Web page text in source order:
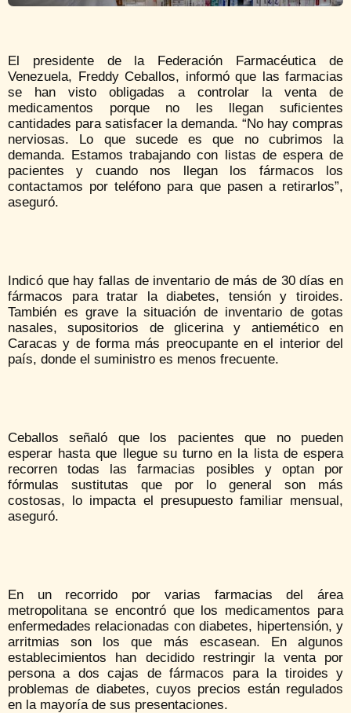
El presidente de la Federación Farmacéutica de
Venezuela, Freddy Ceballos, informó que las farmacias
se han visto obligadas a controlar la venta de
medicamentos porque no les llegan suficientes
cantidades para satisfacer la demanda. “No hay compras
nerviosas. Lo que sucede es que no cubrimos la
demanda. Estamos trabajando con listas de espera de
pacientes y cuando nos llegan los fármacos los
contactamos por teléfono para que pasen a retirarlos”,
aseguró.
Indicó que hay fallas de inventario de más de 30 días en
fármacos para tratar la diabetes, tensión y tiroides.
También es grave la situación de inventario de gotas
nasales, supositorios de glicerina y antiemético en
Caracas y de forma más preocupante en el interior del
país, donde el suministro es menos frecuente.
Ceballos señaló que los pacientes que no pueden
esperar hasta que llegue su turno en la lista de espera
recorren todas las farmacias posibles y optan por
fórmulas sustitutas que por lo general son más
costosas, lo impacta el presupuesto familiar mensual,
aseguró.
En un recorrido por varias farmacias del área
metropolitana se encontró que los medicamentos para
enfermedades relacionadas con diabetes, hipertensión, y
arritmias son los que más escasean. En algunos
establecimientos han decidido restringir la venta por
persona a dos cajas de fármacos para la tiroides y
problemas de diabetes, cuyos precios están regulados
en la mayoría de sus presentaciones.